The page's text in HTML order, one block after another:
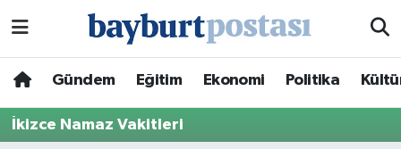
Gündem Eğitim Ekonomi Politika
İkizce Namaz Vakitleri
Hava Durumu